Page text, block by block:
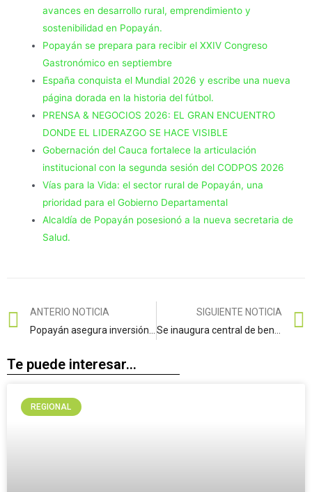
avances en desarrollo rural, emprendimiento y
sostenibilidad en Popayán.
Popayán se prepara para recibir el XXIV Congreso
Gastronómico en septiembre
España conquista el Mundial 2026 y escribe una nueva
página dorada en la historia del fútbol.
PRENSA & NEGOCIOS 2026: EL GRAN ENCUENTRO
DONDE EL LIDERAZGO SE HACE VISIBLE
Gobernación del Cauca fortalece la articulación
institucional con la segunda sesión del CODPOS 2026
Vías para la Vida: el sector rural de Popayán, una
prioridad para el Gobierno Departamental
Alcaldía de Popayán posesionó a la nueva secretaria de
Salud.
ANTERIO NOTICIA
SIGUIENTE NOTICIA
Te puede interesar...
REGIONAL